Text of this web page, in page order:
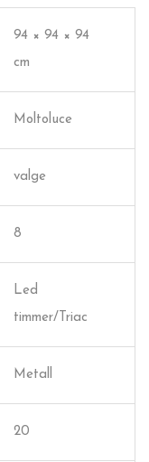
94 × 94 × 94
cm
Moltoluce
valge
8
Led
timmer/Triac
Metall
20